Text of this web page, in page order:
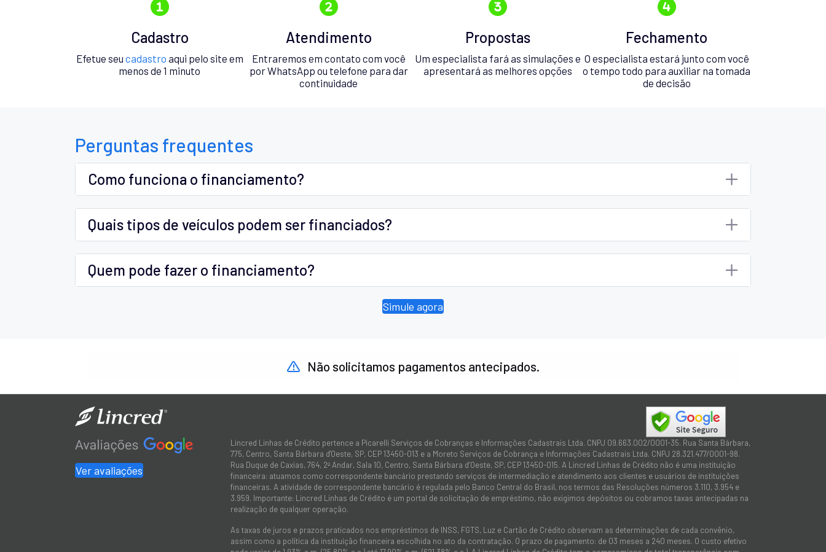
Cadastro
Efetue seu cadastro aqui pelo site em
menos de 1 minuto
Atendimento
Entraremos em contato com você
por WhatsApp ou telefone para dar
continuidade
Propostas
Um especialista fará as simulações e
apresentará as melhores opções
Fechamento
O especialista estará junto com você
o tempo todo para auxiliar na tomada
de decisão
Perguntas frequentes
Como funciona o financiamento?
Quais tipos de veículos podem ser financiados?
Quem pode fazer o financiamento?
Simule agora
Não solicitamos pagamentos antecipados.
Ver avaliações
Lincred Linhas de Crédito pertence a Picarelli Serviços de Cobranças e Informações Cadastrais Ltda. CNPJ 09.663.002/0001-35. Rua Santa Bárbara,
775, Centro, Santa Bárbara d'Oeste, SP, CEP 13450-013 e a Moreto Serviços de Cobrança e Informações Cadastrais Ltda. CNPJ 28.321.477/0001-98.
Rua Duque de Caxias, 764, 2º Andar, Sala 10, Centro, Santa Bárbara d’Oeste, SP, CEP 13450-015. A Lincred Linhas de Crédito não é uma instituição
financeira: atuamos como correspondente bancário prestando serviços de intermediação e atendimento aos clientes e usuários de instituições
financeiras. A atividade de correspondente bancário é regulada pelo Banco Central do Brasil, nos termos das Resoluções números 3.110, 3.954 e
3.959. Importante: Lincred Linhas de Crédito é um portal de solicitação de empréstimo, não exigimos depósitos ou cobramos taxas antecipadas na
realização de qualquer operação.
As taxas de juros e prazos praticados nos empréstimos de INSS, FGTS, Luz e Cartão de Crédito observam as determinações de cada convênio,
assim como a política da instituição financeira escolhida no ato da contratação. O prazo de pagamento: de 03 meses a 240 meses. O custo efetivo